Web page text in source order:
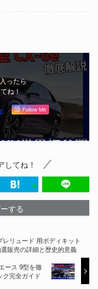
ったら
ね！
Follow Me
してね！
する
リュード 用ボディキット
販売の詳細と歴史的意義
ース 9型を徹
ク完全ガイド